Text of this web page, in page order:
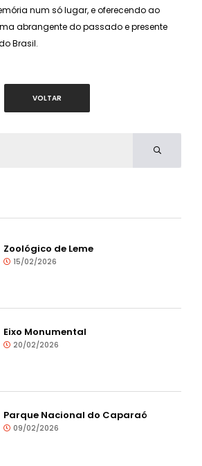
num só lugar, e oferecendo ao
abrangente do passado e presente
Brasil.
VOLTAR
Zoológico de Leme
15/02/2026
Eixo Monumental
20/02/2026
Parque Nacional do Caparaó
09/02/2026